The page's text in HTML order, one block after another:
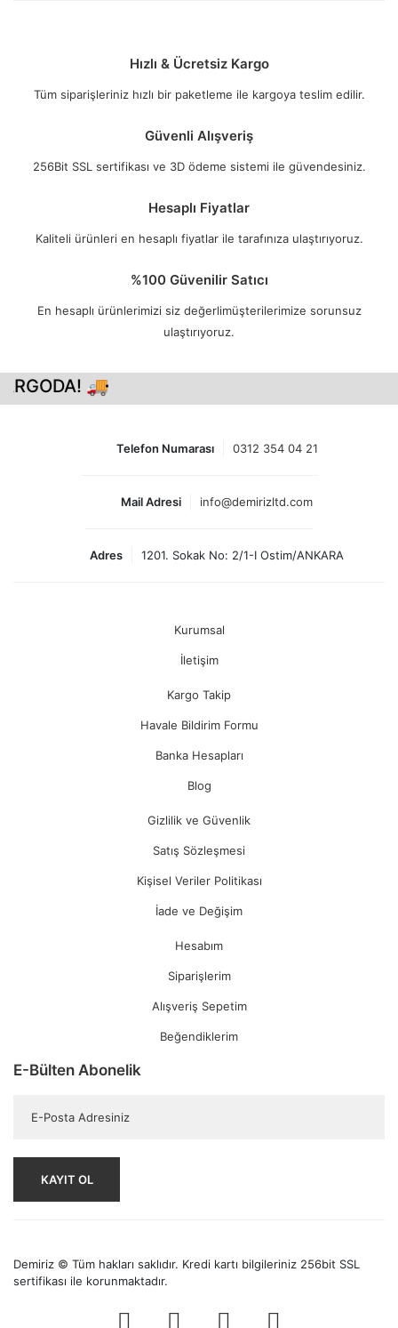
Hızlı & Ücretsiz Kargo
Tüm siparişleriniz hızlı bir paketleme ile kargoya teslim edilir.
Güvenli Alışveriş
256Bit SSL sertifikası ve 3D ödeme sistemi ile güvendesiniz.
Hesaplı Fiyatlar
Kaliteli ürünleri en hesaplı fiyatlar ile tarafınıza ulaştırıyoruz.
%100 Güvenilir Satıcı
En hesaplı ürünlerimizi siz değerlimüşterilerimize sorunsuz
ulaştırıyoruz.
🚚
Telefon Numarası 0312 354 04 21
Mail Adresi info@demirizltd.com
Adres 1201. Sokak No: 2/1-I Ostim/ANKARA
Kurumsal
İletişim
Kargo Takip
Havale Bildirim Formu
Banka Hesapları
Blog
Gizlilik ve Güvenlik
Satış Sözleşmesi
Kişisel Veriler Politikası
İade ve Değişim
Hesabım
Siparişlerim
Alışveriş Sepetim
Beğendiklerim
E-Bülten Abonelik
KAYIT OL
Demiriz © Tüm hakları saklıdır. Kredi kartı bilgileriniz 256bit SSL
sertifikası ile korunmaktadır.